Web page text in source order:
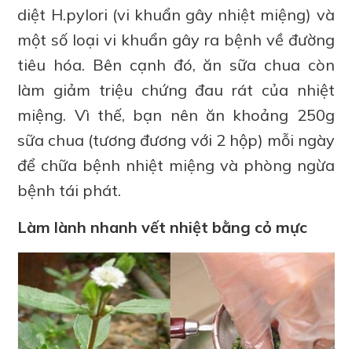
diệt H.pylori (vi khuẩn gây nhiệt miệng) và
một số loại vi khuẩn gây ra bệnh về đường
tiêu hóa. Bên cạnh đó, ăn sữa chua còn
làm giảm triệu chứng đau rát của nhiệt
miệng. Vì thế, bạn nên ăn khoảng 250g
sữa chua (tương đương với 2 hộp) mỗi ngày
để chữa bệnh nhiệt miệng và phòng ngừa
bệnh tái phát.
Làm lành nhanh vết nhiệt bằng cỏ mực